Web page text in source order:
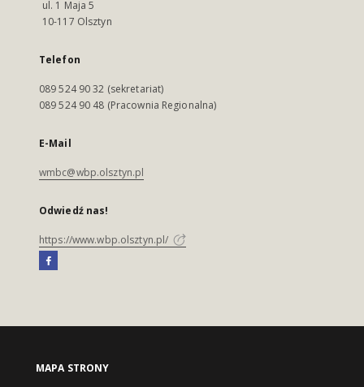
ul. 1 Maja 5
10-117 Olsztyn
Telefon
089 524 90 32 (sekretariat)
089 524 90 48 (Pracownia Regionalna)
E-Mail
wmbc@wbp.olsztyn.pl
Odwiedź nas!
https://www.wbp.olsztyn.pl/
MAPA STRONY